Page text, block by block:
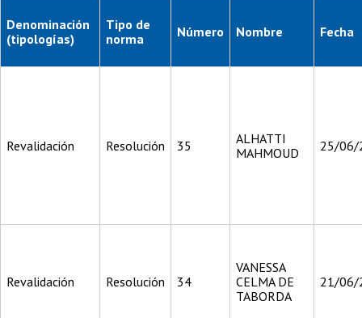
Denominación
(tipologías)
Tipo de
norma
Número Nombre Fecha
Revalidación Resolución 35
ALHATTI
MAHMOUD
25/06/
Revalidación Resolución 34
VANESSA
CELMA DE
TABORDA
21/06/